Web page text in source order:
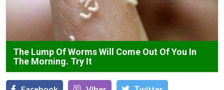
The Lump Of Worms Will Come Out Of You In
The Morning. Try It